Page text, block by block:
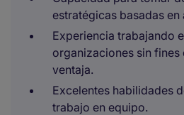
estratégicas basadas en
Experiencia trabajando
organizaciones sin fines
ventaja.
Excelentes habilidades
trabajo en equipo.